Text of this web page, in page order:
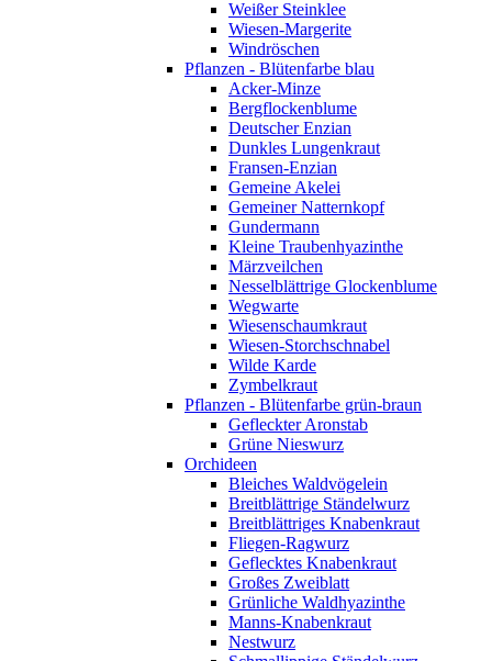
Weißer Steinklee
Wiesen-Margerite
Windröschen
Pflanzen - Blütenfarbe blau
Acker-Minze
Bergflockenblume
Deutscher Enzian
Dunkles Lungenkraut
Fransen-Enzian
Gemeine Akelei
Gemeiner Natternkopf
Gundermann
Kleine Traubenhyazinthe
Märzveilchen
Nesselblättrige Glockenblume
Wegwarte
Wiesenschaumkraut
Wiesen-Storchschnabel
Wilde Karde
Zymbelkraut
Pflanzen - Blütenfarbe grün-braun
Gefleckter Aronstab
Grüne Nieswurz
Orchideen
Bleiches Waldvögelein
Breitblättrige Ständelwurz
Breitblättriges Knabenkraut
Fliegen-Ragwurz
Geflecktes Knabenkraut
Großes Zweiblatt
Grünliche Waldhyazinthe
Manns-Knabenkraut
Nestwurz